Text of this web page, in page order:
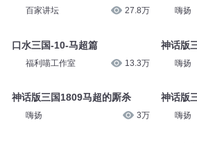
百家讲坛 27.8万
口水三国-10-马超篇
福利喵工作室 13.3万
神话版三国1809马超的厮杀
嗨扬 3万
嗨扬
神话版
嗨扬
神话版
嗨扬